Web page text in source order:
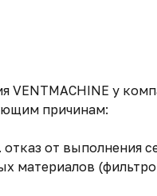
VENTMACHINE у
причинам:
от выполнения
материалов